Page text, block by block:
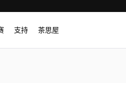
支持 茶思屋